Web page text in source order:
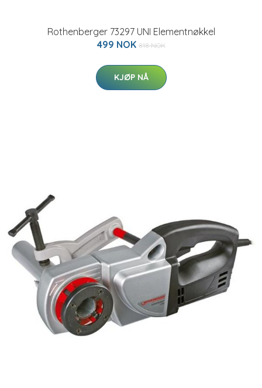
Rothenberger 73297 UNI Elementnøkkel
499 NOK 818 NOK
KJØP NÅ